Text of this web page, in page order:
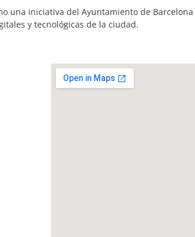
una iniciativa del Ayuntamiento de
y tecnológicas de la ciudad.